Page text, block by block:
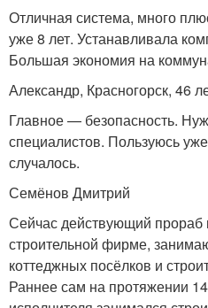
Отличная система, много
уже 8 лет. Устанавливала
Большая экономия на
Александр, Красногорск, 46
Главное — безопасность.
специалистов. Пользуюсь
случалось.
Семёнов Дмитрий
Сейчас действующий прораб
строительной фирме,
коттеджных посёлков и
Раннее сам на протяжении